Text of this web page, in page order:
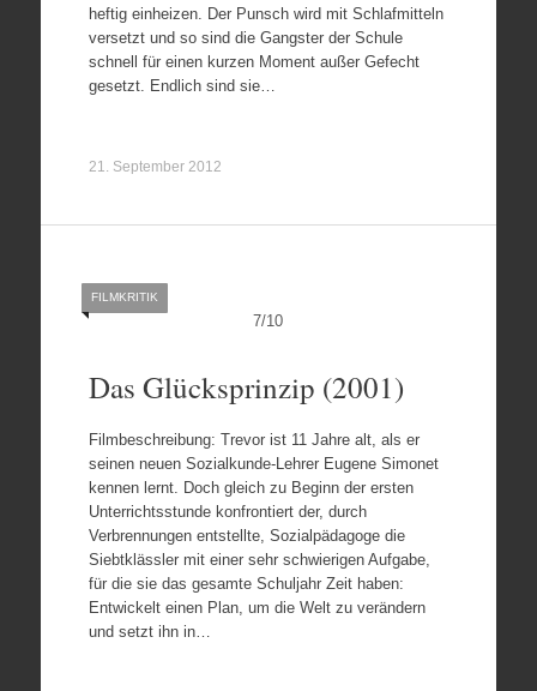
heftig einheizen. Der Punsch wird mit Schlafmitteln
versetzt und so sind die Gangster der Schule
schnell für einen kurzen Moment außer Gefecht
gesetzt. Endlich sind sie…
21. September 2012
7/10
FILMKRITIK
Das Glücksprinzip (2001)
Filmbeschreibung: Trevor ist 11 Jahre alt, als er
seinen neuen Sozialkunde-Lehrer Eugene Simonet
kennen lernt. Doch gleich zu Beginn der ersten
Unterrichtsstunde konfrontiert der, durch
Verbrennungen entstellte, Sozialpädagoge die
Siebtklässler mit einer sehr schwierigen Aufgabe,
für die sie das gesamte Schuljahr Zeit haben:
Entwickelt einen Plan, um die Welt zu verändern
und setzt ihn in…